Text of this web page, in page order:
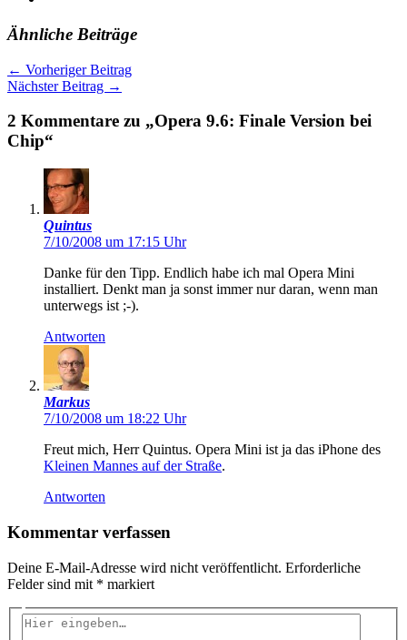
Ähnliche Beiträge
← Vorheriger Beitrag
Nächster Beitrag →
2 Kommentare zu „Opera 9.6: Finale Version bei
Chip“
Quintus
7/10/2008 um 17:15 Uhr
Danke für den Tipp. Endlich habe ich mal Opera Mini
installiert. Denkt man ja sonst immer nur daran, wenn man
unterwegs ist ;-).
Antworten
Markus
7/10/2008 um 18:22 Uhr
Freut mich, Herr Quintus. Opera Mini ist ja das iPhone des
Kleinen Mannes auf der Straße.
Antworten
Kommentar verfassen
Deine E-Mail-Adresse wird nicht veröffentlicht. Erforderliche
Felder sind mit * markiert
Hier